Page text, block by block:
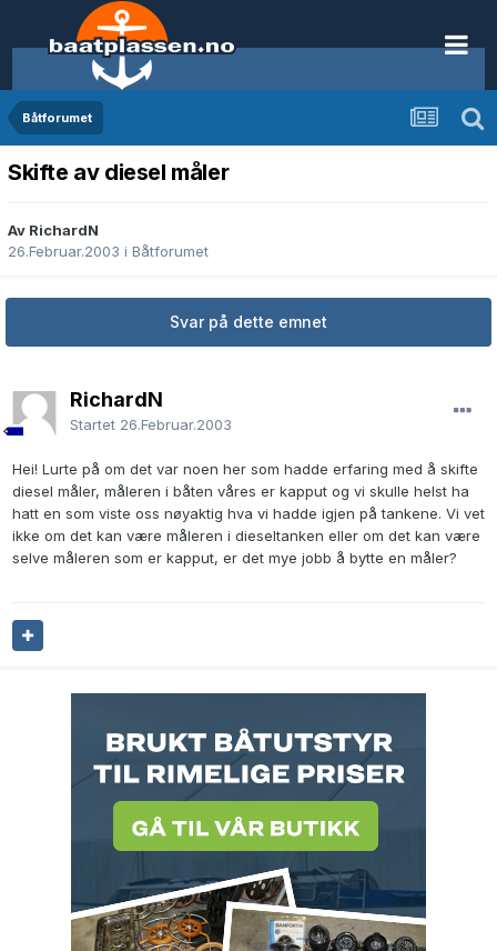
Båtforumet
Skifte av diesel måler
Av RichardN
26.Februar.2003 i Båtforumet
Svar på dette emnet
RichardN
Startet 26.Februar.2003
Hei! Lurte på om det var noen her som hadde erfaring med å skifte
diesel måler, måleren i båten våres er kapput og vi skulle helst ha
hatt en som viste oss nøyaktig hva vi hadde igjen på tankene. Vi vet
ikke om det kan være måleren i dieseltanken eller om det kan være
selve måleren som er kapput, er det mye jobb å bytte en måler?